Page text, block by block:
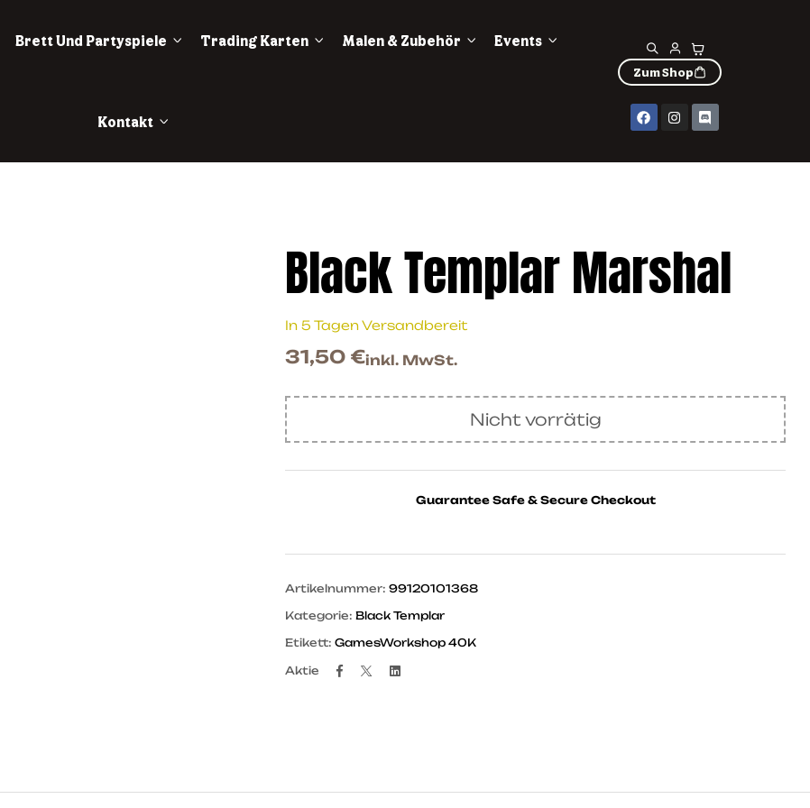
Brett Und Partyspiele Trading Karten Malen & Zubehör Events
Kontakt
Zum Shop
Black Templar Marshal
In 5 Tagen Versandbereit
31,50 €inkl. MwSt.
Nicht vorrätig
Guarantee Safe & Secure Checkout
Artikelnummer:99120101368
Kategorie:Black Templar
Etikett:GamesWorkshop 40K
Aktie Facebook
TwitterLinkedin